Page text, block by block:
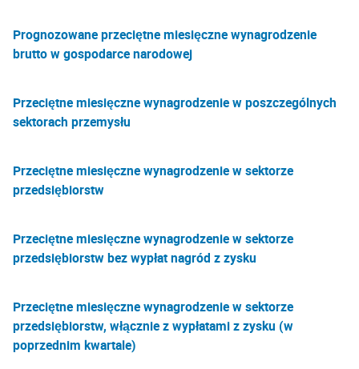
Prognozowane przeciętne miesięczne wynagrodzenie
brutto w gospodarce narodowej
Przeciętne miesięczne wynagrodzenie w poszczególnych
sektorach przemysłu
Przeciętne miesięczne wynagrodzenie w sektorze
przedsiębiorstw
Przeciętne miesięczne wynagrodzenie w sektorze
przedsiębiorstw bez wypłat nagród z zysku
Przeciętne miesięczne wynagrodzenie w sektorze
przedsiębiorstw, włącznie z wypłatami z zysku (w
poprzednim kwartale)